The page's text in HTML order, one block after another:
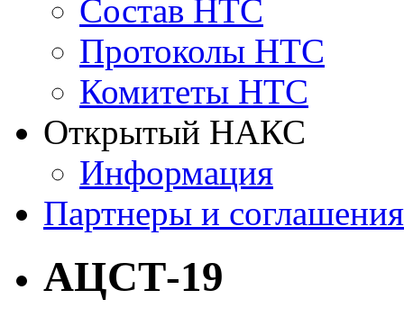
Состав НТС
Протоколы НТС
Комитеты НТС
Открытый НАКС
Информация
Партнеры и соглашения
АЦСТ-19